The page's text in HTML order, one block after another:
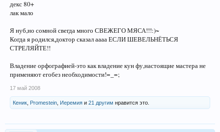
декс 80+
лак мало
Я нуб,но сомной свегда много СВЕЖЕГО МЯСА!!!:)~
Когда я родился,доктор сказал аааа ЕСЛИ ШЕВЕЛЬНЁТЬСЯ
СТРЕЛЯЙТЕ!!
Владение орфографией-это как владение кун фу,настоящие мастера не
применяют егобез необходимости!=_=;
17 май 2008
Кеник Promestein Иеремия и 21 другим нравится это.